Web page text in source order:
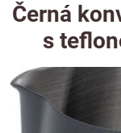
Černá
s